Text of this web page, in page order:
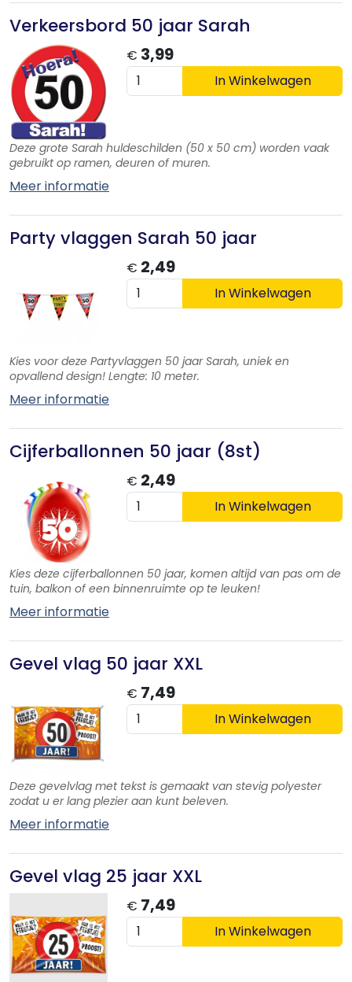
Verkeersbord 50 jaar Sarah
€ 3,99
In Winkelwagen
Deze grote Sarah huldeschilden (50 x 50 cm) worden vaak
gebruikt op ramen, deuren of muren.
Meer informatie
Party vlaggen Sarah 50 jaar
€ 2,49
In Winkelwagen
Kies voor deze Partyvlaggen 50 jaar Sarah, uniek en
opvallend design! Lengte: 10 meter.
Meer informatie
Cijferballonnen 50 jaar (8st)
€ 2,49
In Winkelwagen
Kies deze cijferballonnen 50 jaar, komen altijd van pas om de
tuin, balkon of een binnenruimte op te leuken!
Meer informatie
Gevel vlag 50 jaar XXL
€ 7,49
In Winkelwagen
Deze gevelvlag met tekst is gemaakt van stevig polyester
zodat u er lang plezier aan kunt beleven.
Meer informatie
Gevel vlag 25 jaar XXL
€ 7,49
In Winkelwagen